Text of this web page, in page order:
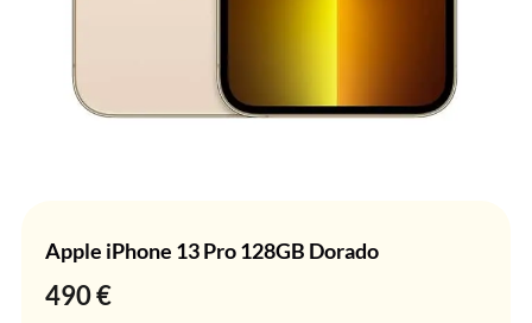
Apple iPhone 13 Pro 128GB Dorado
490€